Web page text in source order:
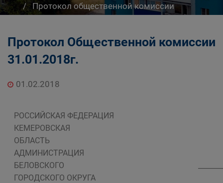
Протокол общественной комиссии
Протокол Общественной комиссии
31.01.2018г.
01.02.2018
РОССИЙСКАЯ ФЕДЕРАЦИЯ
КЕМЕРОВСКАЯ
ОБЛАСТЬ
АДМИНИСТРАЦИЯ
БЕЛОВСКОГО
ГОРОДСКОГО ОКРУГА